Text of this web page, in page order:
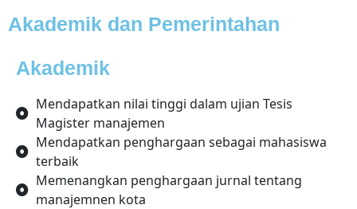
Akademik dan Pemerintahan
Akademik
Mendapatkan nilai tinggi dalam ujian Tesis
Magister manajemen
Mendapatkan penghargaan sebagai mahasiswa
terbaik
Memenangkan penghargaan jurnal tentang
manajemnen kota